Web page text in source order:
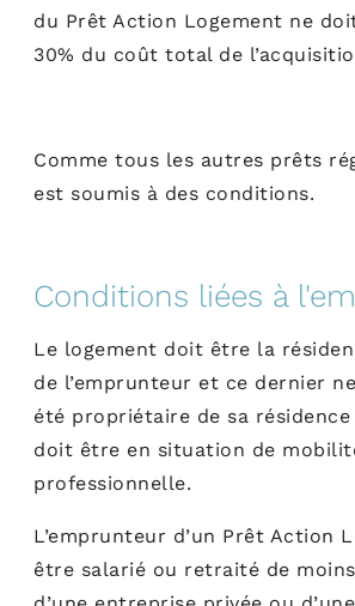
du Prêt Action Logement ne
30% du coût total de
Comme tous les autres prêts
est soumis à des conditions.
Conditions liées à
Le logement doit être la
de l’emprunteur et ce dernier
été propriétaire de sa
doit être en situation de
professionnelle.
L’emprunteur d’un Prêt Action
être salarié ou retraité de